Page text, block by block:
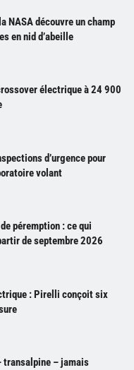
NASA découvre un champ
en nid d’abeille
électrique à 24 900
d’urgence pour
volant
péremption : ce qui
de septembre 2026
: Pirelli conçoit six
transalpine – jamais